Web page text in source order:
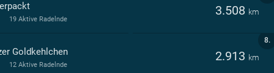
3.508 km
19 Aktive Radelnde
8.
Goldkehlchen 2.913 km
12 Aktive Radelnde